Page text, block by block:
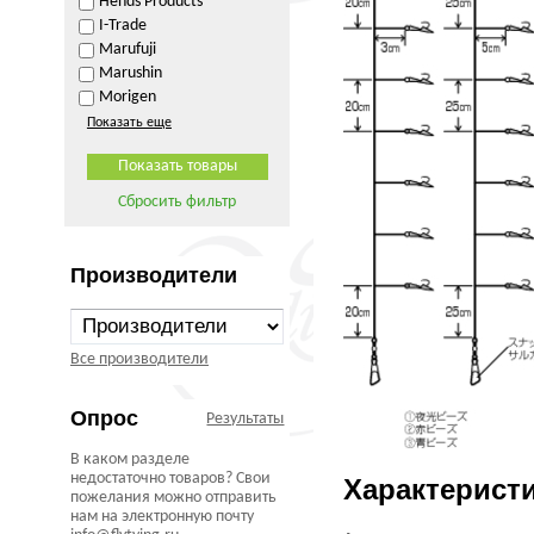
I-Trade
Marufuji
Marushin
Morigen
Показать еще
Сбросить фильтр
Производители
Все производители
Опрос Результаты
В каком разделе
недостаточно товаров? Свои
пожелания можно отправить
нам на электронную почту